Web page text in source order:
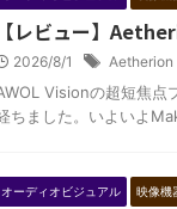
【レビュー】
2026/8/1 Aetherion
Visionの超短焦
ちました。いよいよ
オーディオビジュアル 映像機